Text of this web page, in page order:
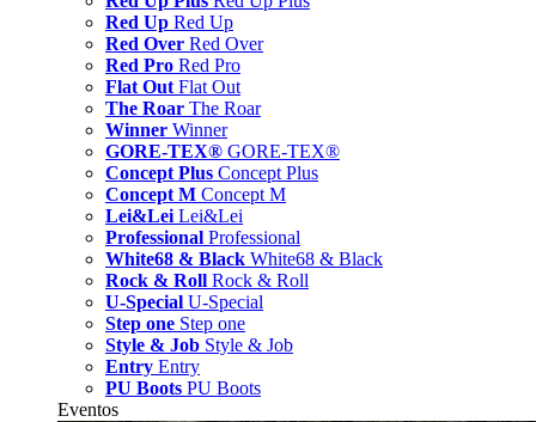
Red Up Red Up
Red Over Red Over
Red Pro Red Pro
Flat Out Flat Out
The Roar The Roar
Winner Winner
GORE-TEX® GORE-TEX®
Concept Plus Concept Plus
Concept M Concept M
Lei&Lei Lei&Lei
Professional Professional
White68 & Black White68 & Black
Rock & Roll Rock & Roll
U-Special U-Special
Step one Step one
Style & Job Style & Job
Entry Entry
PU Boots PU Boots
Eventos